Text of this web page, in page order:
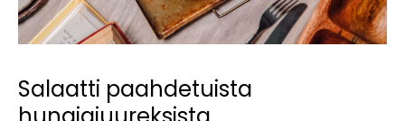
Salaatti paahdetuista